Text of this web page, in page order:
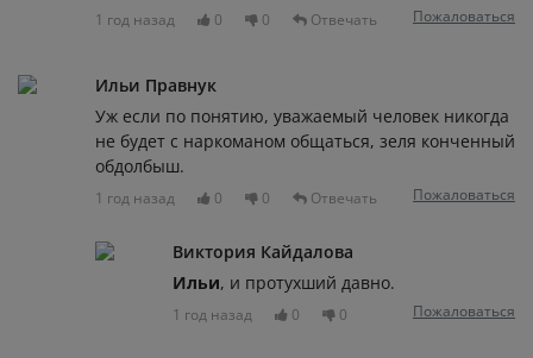
1 год назад 0 0 Отвечать Пожаловаться
Ильи Правнук
Уж если по понятию, уважаемый человек никогда
не будет с наркоманом общаться, зеля конченный
обдолбыш.
1 год назад 0 0 Отвечать Пожаловаться
Виктория Кайдалова
Ильи, и протухший давно.
1 год назад 0 0 Пожаловаться